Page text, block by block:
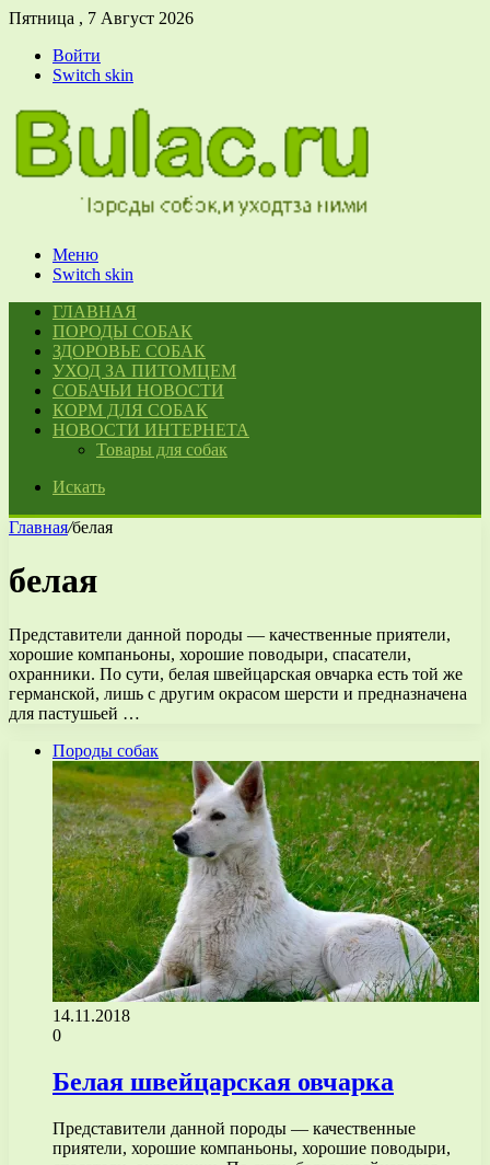
Пятница , 7 Август 2026
Войти
Switch skin
Меню
Switch skin
ГЛАВНАЯ
ПОРОДЫ СОБАК
ЗДОРОВЬЕ СОБАК
УХОД ЗА ПИТОМЦЕМ
СОБАЧЬИ НОВОСТИ
КОРМ ДЛЯ СОБАК
НОВОСТИ ИНТЕРНЕТА
Товары для собак
Искать
Главная/белая
белая
Представители данной породы — качественные приятели,
хорошие компаньоны, хорошие поводыри, спасатели,
охранники. По сути, белая швейцарская овчарка есть той же
германской, лишь с другим окрасом шерсти и предназначена
для пастушьей …
Породы собак
14.11.2018
0
Белая швейцарская овчарка
Представители данной породы — качественные
приятели, хорошие компаньоны, хорошие поводыри,